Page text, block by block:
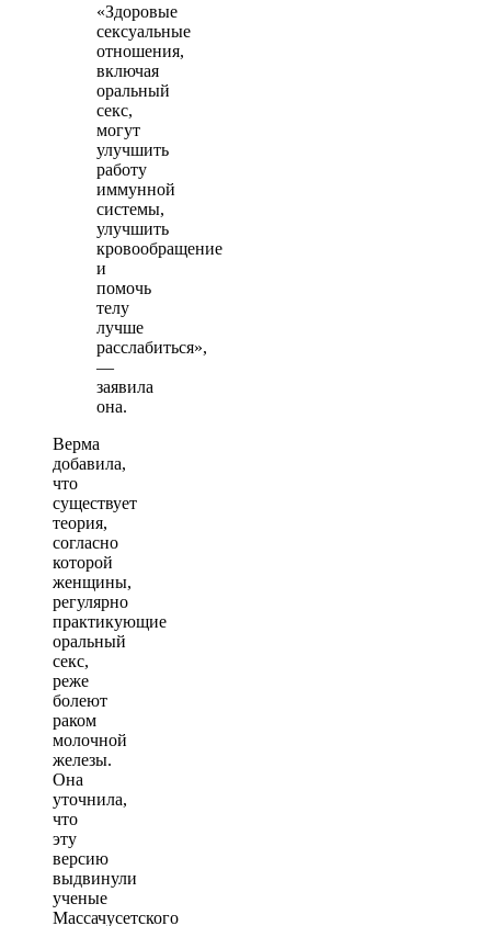
«Здоровые
сексуальные
отношения,
включая
оральный
секс,
могут
улучшить
работу
иммунной
системы,
улучшить
кровообращение
и
помочь
телу
лучше
расслабиться»,
—
заявила
она.
Верма
добавила,
что
существует
теория,
согласно
которой
женщины,
регулярно
практикующие
оральный
секс,
реже
болеют
раком
молочной
железы.
Она
уточнила,
что
эту
версию
выдвинули
ученые
Массачусетского